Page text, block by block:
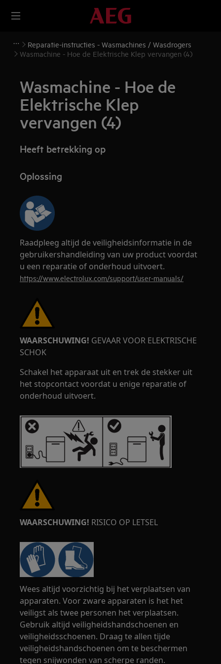
Reparatie-instructies - Wasmachines / Wasdrogers
Wasmachine - Hoe de Elektrische Klep vervangen (4)
Wasmachine - Hoe de
Elektrische Klep
vervangen (4)
Heeft betrekking op
Oplossing
Raadpleeg altijd de veiligheidsinformatie in de
gebruikershandleiding van uw product voordat
u een reparatie of onderhoud uitvoert.
https://www.electrolux.com/support/user-manuals/
WAARSCHUWING! GEVAAR VOOR ELEKTRISCHE
SCHOK
Schakel het apparaat uit en trek de stekker uit
het stopcontact voordat u enige reparatie of
onderhoud uitvoert.
WAARSCHUWING! RISICO OP LETSEL
Wees altijd voorzichtig bij het verplaatsen van
apparaten. Voor zware apparaten is het het
veiligst als twee personen het verplaatsen.
Gebruik altijd veiligheidshandschoenen en
veiligheidsschoenen. Draag te allen tijde
veiligheidshandschoenen om te beschermen
tegen snijwonden van scherpe randen.